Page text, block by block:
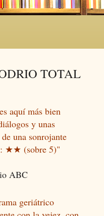
TOTAL
aquí más bien
y unas
una sonrojante
★★ (sobre 5)"
ABC
geriátrico